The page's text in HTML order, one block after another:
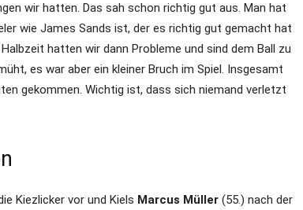
wir hatten. Das sah schon richtig gut aus. Man hat
wie James Sands ist, der es richtig gut gemacht hat
hatten wir dann Probleme und sind dem Ball zu
es war aber ein kleiner Bruch im Spiel. Insgesamt
gekommen. Wichtig ist, dass sich niemand verletzt
Kiezlicker vor und Kiels Marcus Müller (55.) nach der